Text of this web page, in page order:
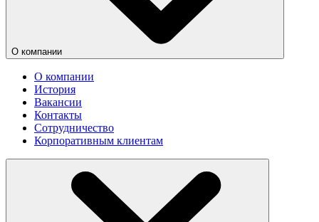
О компании
О компании
История
Вакансии
Контакты
Сотрудничество
Корпоративным клиентам